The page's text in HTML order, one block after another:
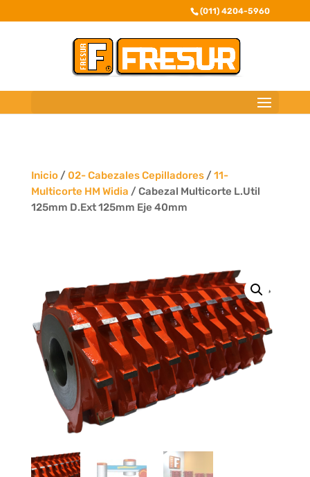
(011) 4204-5960
Inicio/ 02- Cabezales Cepilladores/ 11-
Multicorte HM Widia / Cabezal Multicorte L.Util
125mm D.Ext 125mm Eje 40mm